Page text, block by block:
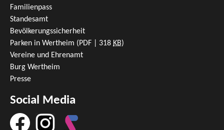
Familienpass
Standesamt
Bevölkerungssicherheit
Parken in Wertheim (PDF | 318 KB)
Vereine und Ehrenamt
Burg Wertheim
Presse
Social Media